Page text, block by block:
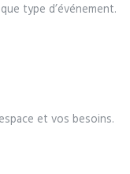
type d’événement.
et vos besoins.